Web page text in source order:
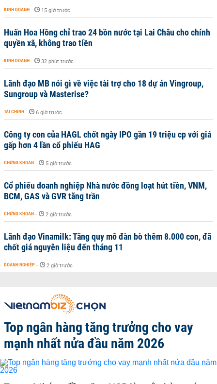
KINH DOANH - 15 giờ trước
Huấn Hoa Hồng chỉ trao 24 bồn nước tại Lai Châu cho chính
quyền xã, không trao tiền
KINH DOANH - 32 phút trước
Lãnh đạo MB nói gì về việc tài trợ cho 18 dự án Vingroup,
Sungroup và Masterise?
TÀI CHÍNH - 6 giờ trước
Công ty con của HAGL chốt ngày IPO gần 19 triệu cp với giá
gấp hơn 4 lần cổ phiếu HAG
CHỨNG KHOÁN - 5 giờ trước
Cổ phiếu doanh nghiệp Nhà nước đồng loạt hút tiền, VNM,
BCM, GAS và GVR tăng trần
CHỨNG KHOÁN - 2 giờ trước
Lãnh đạo Vinamilk: Tăng quy mô đàn bò thêm 8.000 con, đã
chốt giá nguyên liệu đến tháng 11
DOANH NGHIỆP - 2 giờ trước
Top ngân hàng tăng trưởng cho vay
mạnh nhất nửa đầu năm 2026